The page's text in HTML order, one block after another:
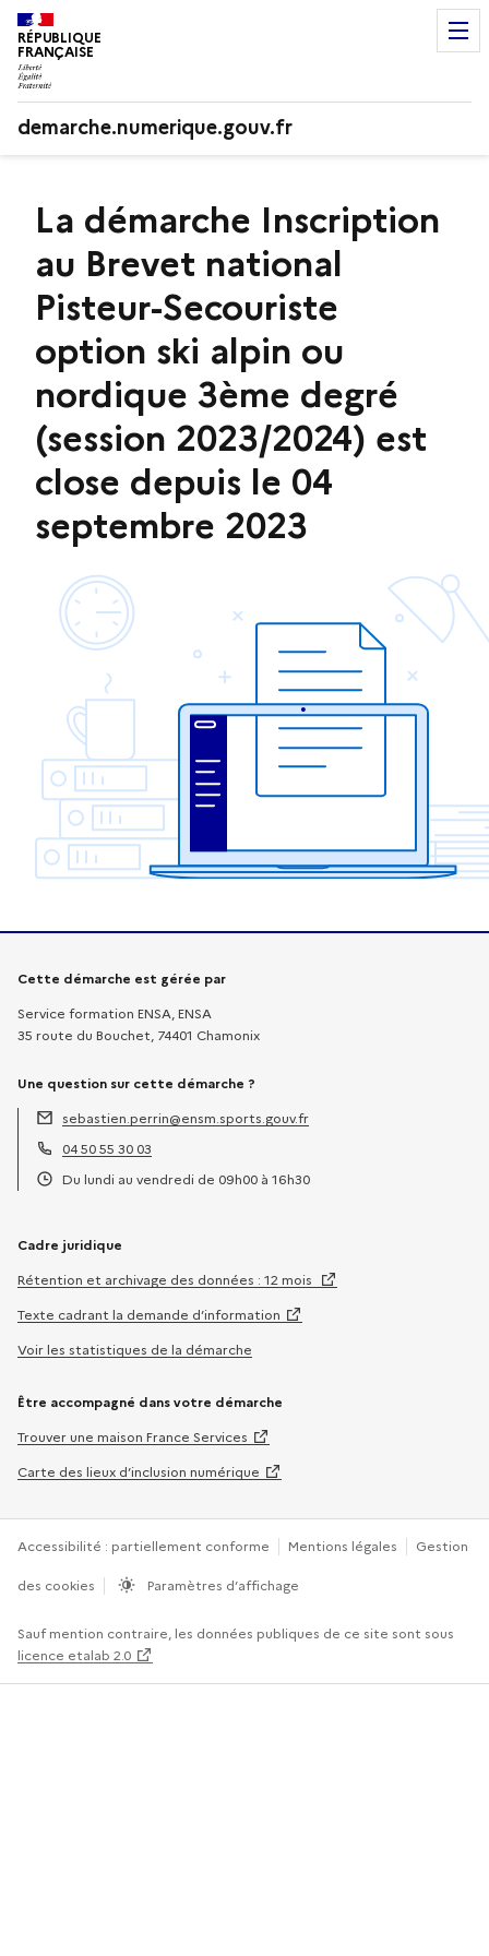
RÉPUBLIQUE
FRANÇAISE
demarche.numerique.gouv.fr
La démarche Inscription
au Brevet national
Pisteur-Secouriste
option ski alpin ou
nordique 3ème degré
(session 2023/2024) est
close depuis le 04
septembre 2023
Informations sur la démarche
Cette démarche est gérée par
Service formation ENSA, ENSA
35 route du Bouchet, 74401 Chamonix
Une question sur cette démarche ?
Adresse électronique :
sebastien.perrin@ensm.sports.gouv.fr
Téléphone :
04 50 55 30 03
Du lundi au vendredi de 09h00 à 16h30
Cadre juridique
Rétention et archivage des données : 12 mois
Texte cadrant la demande d’information
Voir les statistiques de la démarche
Être accompagné dans votre démarche
Trouver une maison France Services
Carte des lieux d’inclusion numérique
Accessibilité : partiellement conforme Mentions légales Gestion
des cookies Paramètres d’affichage
Sauf mention contraire, les données publiques de ce site sont sous
licence etalab 2.0